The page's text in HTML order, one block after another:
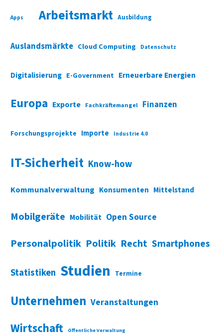
Apps Arbeitsmarkt Ausbildung
Auslandsmärkte Cloud Computing Datenschutz
Digitalisierung E-Government Erneuerbare Energien
Europa Exporte Fachkräftemangel Finanzen
Forschungsprojekte Importe Industrie 4.0
IT-Sicherheit Know-how
Kommunalverwaltung Konsumenten Mittelstand
Mobilgeräte Mobilität Open Source
Personalpolitik Politik Recht Smartphones
Statistiken Studien Termine
Unternehmen Veranstaltungen
Wirtschaft Öffentliche Verwaltung